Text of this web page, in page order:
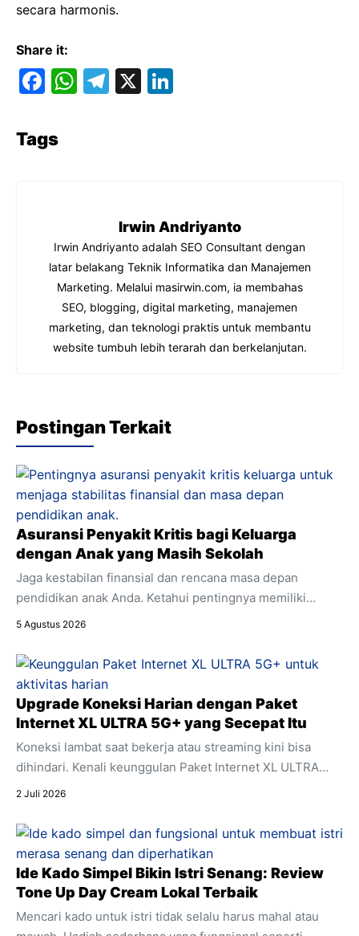
secara harmonis.
Share it:
F
c
e
o
k
W
p
T
X
Tags
Irwin Andriyanto
Irwin Andriyanto adalah SEO Consultant dengan
latar belakang Teknik Informatika dan Manajemen
Marketing. Melalui masirwin.com, ia membahas
SEO, blogging, digital marketing, manajemen
marketing, dan teknologi praktis untuk membantu
website tumbuh lebih terarah dan berkelanjutan.
Postingan Terkait
Asuransi Penyakit Kritis bagi Keluarga
dengan Anak yang Masih Sekolah
Jaga kestabilan finansial dan rencana masa depan
pendidikan anak Anda. Ketahui pentingnya memiliki
asuransi penyakit kritis sebagai bagian integral dari
5 Agustus 2026
Upgrade Koneksi Harian dengan Paket
Internet XL ULTRA 5G+ yang Secepat Itu
Koneksi lambat saat bekerja atau streaming kini bisa
dihindari. Kenali keunggulan Paket Internet XL ULTRA
5G+ yang menawarkan kecepatan ultra dan stabilitas
2 Juli 2026
Ide Kado Simpel Bikin Istri Senang: Review
Tone Up Day Cream Lokal Terbaik
Mencari kado untuk istri tidak selalu harus mahal atau